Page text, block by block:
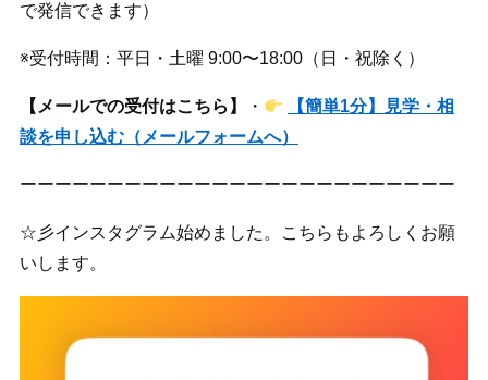
で発信できます）
※受付時間：平日・土曜 9:00〜18:00（日・祝除く）
【メールでの受付はこちら】 ・
【簡単1分】見学・相
談を申し込む（メールフォームへ）
ーーーーーーーーーーーーーーーーーーーーーーーーー
☆彡インスタグラム始めました。こちらもよろしくお願
いします。